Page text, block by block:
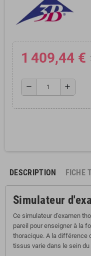
1 409,44 €
remove add
DESCRIPTION FICHE
Simulateur
Ce simulateur d'examen
pareil pour enseigner à la
thoracique. A la différence
tissus varie dans le sein